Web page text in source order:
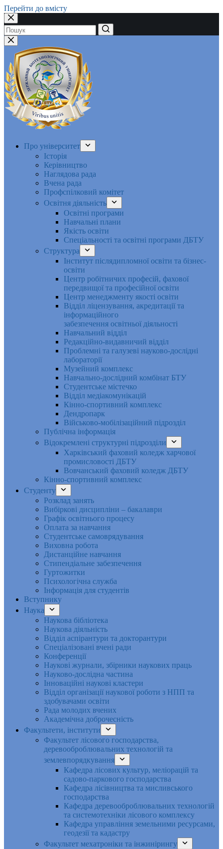
Перейти до вмісту
Немає
результатів
Про університет
Історія
Керівництво
Наглядова рада
Вчена рада
Профспілковий комітет
Освітня діяльність
Освітні програми
Навчальні плани
Якість освіти
Спеціальності та освітні програми ДБТУ
Структура
Інститут післядипломної освіти та бізнес-
освіти
Центр робітничих професій, фахової
передвищої та професійної освіти
Центр менеджменту якості освіти
Відділ ліцензування, акредитації та
інформаційного
забезпечення освітньої діяльності
Навчальний відділ
Редакційно-видавничий відділ
Проблемні та галузеві науково-дослідні
лабораторії
Музейний комплекс
Навчально-дослідний комбінат БТУ
Студентське містечко
Відділ медіакомунікацій
Кінно-спортивний комплекс
Дендропарк
Військово-мобілізаційний підрозділ
Публічна інформація
Відокремлені структурні підрозділи
Харківський фаховий коледж харчової
промисловості ДБТУ
Вовчанський фаховий коледж ДБТУ
Кінно-спортивний комплекс
Студенту
Розклад занять
Вибіркові дисципліни – бакалаври
Графік освітнього процесу
Оплата за навчання
Студентське самоврядування
Виховна робота
Дистанційне навчання
Стипендіальне забезпечення
Гуртожитки
Психологічна служба
Інформація для студентів
Вступнику
Наука
Наукова бібліотека
Наукова діяльність
Відділ аспірантури та докторантури
Спеціалізовані вчені ради
Конференції
Наукові журнали, збірники наукових праць
Науково-дослідна частина
Інноваційні наукові кластери
Відділ організації наукової роботи з НПП та
здобувачами освіти
Рада молодих вчених
Академічна доброчесність
Факультети, інститути
Факультет лісового господарства,
деревооброблювальних технологій та
землевпорядкування
Кафедра лісових культур, меліорацій та
садово-паркового господарства
Кафедра лісівництва та мисливського
господарства
Кафедра деревооброблювальних технологій
та системотехніки лісового комплексу
Кафедра управління земельними ресурсами,
геодезії та кадастру
Факультет мехатроніки та інжинірингу